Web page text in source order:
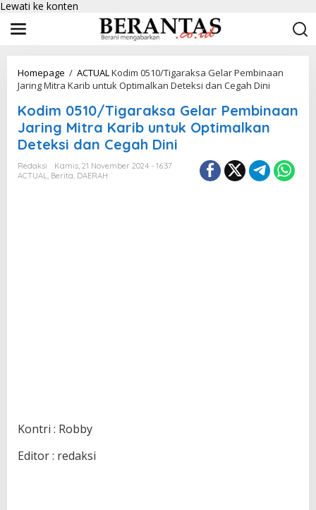
Lewati ke konten
Homepage / ACTUALKodim 0510/Tigaraksa Gelar Pembinaan
Jaring Mitra Karib untuk Optimalkan Deteksi dan Cegah Dini
Kodim 0510/Tigaraksa Gelar Pembinaan
Jaring Mitra Karib untuk Optimalkan
Deteksi dan Cegah Dini
Redaksi
Kamis, 21 November 2024 - 16:37
ACTUAL, Berita, DAERAH
Kontri : Robby
Editor : redaksi